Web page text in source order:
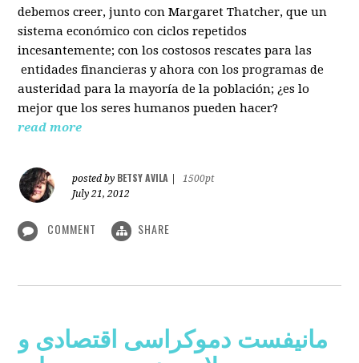
debemos creer, junto con Margaret Thatcher, que un
sistema económico con ciclos repetidos
incesantemente; con los costosos rescates para las
entidades financieras y ahora con los programas de
austeridad para la mayoría de la población; ¿es lo
mejor que los seres humanos pueden hacer?
read more
posted by BETSY AVILA
1500pt
July 21, 2012
COMMENT SHARE
مانیفست دموکراسی اقتصادی و